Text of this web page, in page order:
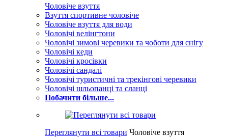
Чоловіче взуття
Взуття спортивне чоловіче
Чоловіче взуття для води
Чоловічі велінгтони
Чоловічі зимові черевики та чоботи для снігу
Чоловічі кеди
Чоловічі кросівки
Чоловічі сандалі
Чоловічі туристичні та трекінгові черевики
Чоловічі шльопанці та сланці
Побачити більше...
Переглянути всі товари Чоловіче взуття